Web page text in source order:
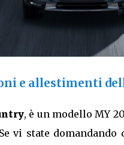
e allestimenti
, è un modello MY
vi state